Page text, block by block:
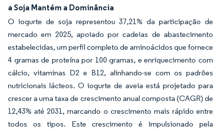
a Soja Mantém a Dominância
O iogurte de soja representou 37,21% da participação de
mercado em 2025, apoiado por cadeias de abastecimento
estabelecidas, um perfil completo de aminoácidos que fornece
4 gramas de proteína por 100 gramas, e enriquecimento com
cálcio, vitaminas D2 e B12, alinhando-se com os padrões
nutricionais lácteos. O iogurte de aveia está projetado para
crescer a uma taxa de crescimento anual composta (CAGR) de
12,43% até 2031, marcando o crescimento mais rápido entre
todos os tipos. Este crescimento é impulsionado pela